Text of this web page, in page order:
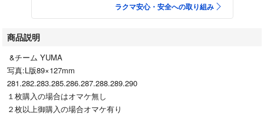
ラクマ安心・安全への取り組み
商品説明
&チーム YUMA
写真:L版89×127mm
281.282.283.285.286.287.288.289.290
１枚購入の場合はオマケ無し
２枚以上御購入の場合オマケ有り